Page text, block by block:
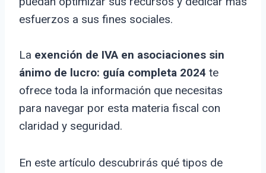
esfuerzos a sus fines sociales.
La exención de IVA en asociaciones sin
ánimo de lucro: guía completa 2024 te
ofrece toda la información que necesitas
para navegar por esta materia fiscal con
claridad y seguridad.
En este artículo descubrirás qué tipos de